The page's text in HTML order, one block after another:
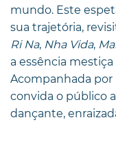
mundo. Este
sua trajetória,
Ri Na, Nha Vida,
a essência
Acompanhada por
convida o público
dançante,